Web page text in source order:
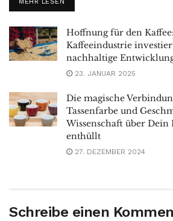
Hoffnung für den
Kaffeeindustrie
nachhaltige
23. JANUAR 2025
Die magische
Tassenfarbe und
Wissenschaft über Dein
enthüllt
27. DEZEMBER 2024
Schreibe einen